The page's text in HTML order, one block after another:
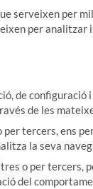
serveixen per
per
de
de les
per tercers, ens
la seva
o per
del